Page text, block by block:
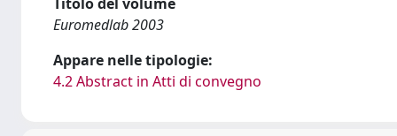
Euromedlab 2003
Appare nelle tipologie:
4.2 Abstract in Atti di convegno